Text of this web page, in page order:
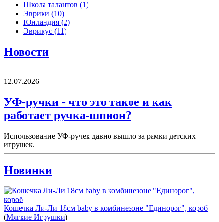
Школа талантов (1)
Эврики (10)
Юнландия (2)
Эврикус (11)
Новости
12.07.2026
УФ-ручки - что это такое и как
работает ручка-шпион?
Использование УФ-ручек давно вышло за рамки детских
игрушек.
Новинки
Кошечка Ли-Ли 18см baby в комбинезоне "Единорог", короб
(Мягкие Игрушки)